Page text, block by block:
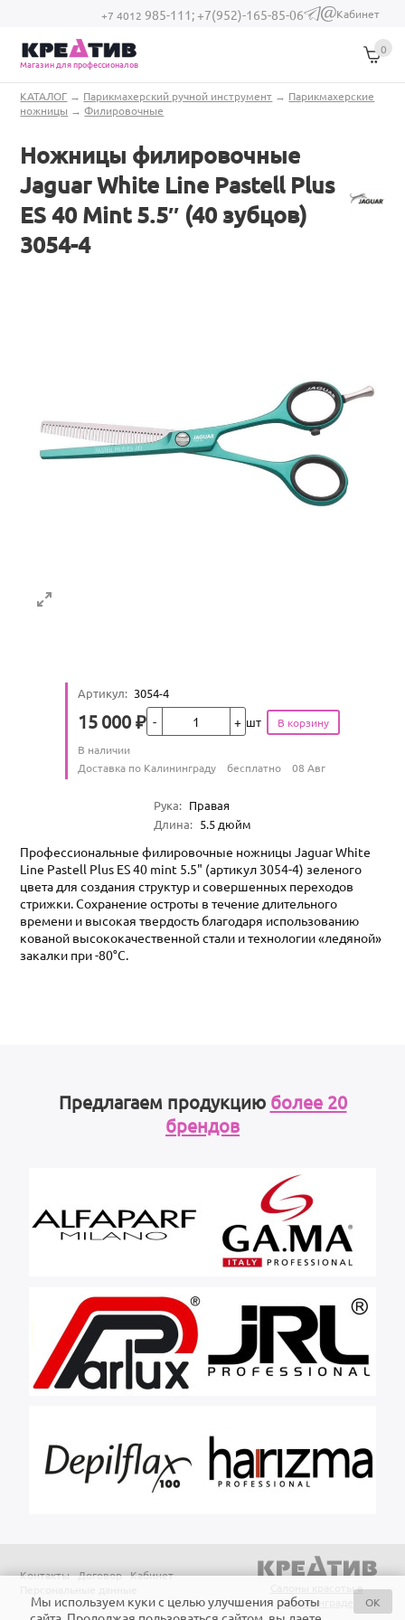
Перейти к основному содержанию
+7 4012 985-111;+7(952)-165-85-06
(link sends e-
Кабинет
Магазин для профессионалов
0
Вы здесь
КАТАЛОГ → Парикмахерский ручной инструмент → Парикмахерские
ножницы →Филировочные
Ножницы филировочные
Jaguar White Line Pastell Plus
ES 40 Mint 5.5″ (40 зубцов)
3054-4
Артикул: 3054-4
Цена
15 000 ₽ шт
Количество
В наличии
Условия доставки
Доставка по Калининграду бесплатно 08 Авг
Характеристики
Рука: Правая
Длина: 5.5 дюйм
Профессиональные филировочные ножницы Jaguar White
Line Pastell Plus ES 40 mint 5.5" (артикул 3054-4) зеленого
цвета для создания структур и совершенных переходов
стрижки. Сохранение остроты в течение длительного
времени и высокая твердость благодаря использованию
кованой высококачественной стали и технологии «ледяной»
закалки при -80°C.
Предлагаем продукцию более 20
брендов
Контакты Договор Кабинет
Салоны красоты в
Калининграде
Мы используем куки с целью улучшения работы
OK